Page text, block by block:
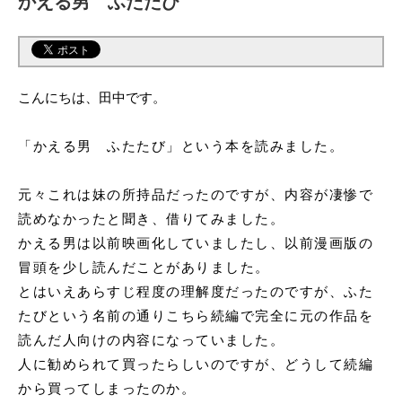
ウェブ入居申込
こんにちは、田中です。
「かえる男 ふたたび」という本を読みました。
元々これは妹の所持品だったのですが、内容が凄惨で
読めなかったと聞き、借りてみました。
かえる男は以前映画化していましたし、以前漫画版の
冒頭を少し読んだことがありました。
とはいえあらすじ程度の理解度だったのですが、ふた
たびという名前の通りこちら続編で完全に元の作品を
読んだ人向けの内容になっていました。
人に勧められて買ったらしいのですが、どうして続編
から買ってしまったのか。